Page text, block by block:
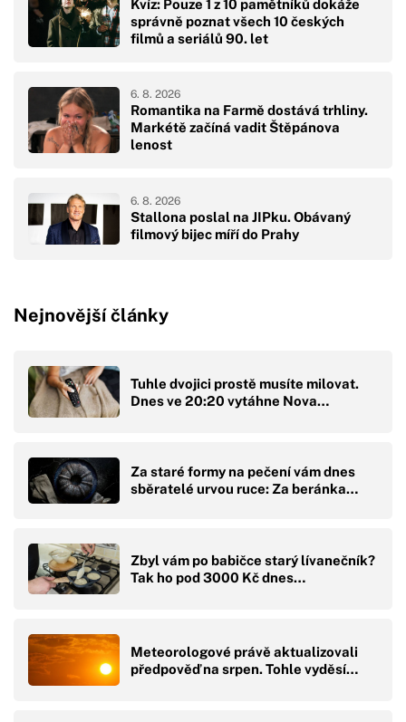
Kvíz: Pouze 1 z 10 pamětníků dokáže
správně poznat všech 10 českých
filmů a seriálů 90. let
Romantika na Farmě dostává trhliny.
Markétě začíná vadit Štěpánova
lenost
6. 8. 2026
Stallona poslal na JIPku. Obávaný
filmový bijec míří do Prahy
6. 8. 2026
Nejnovější články
Tuhle dvojici prostě musíte milovat.
Dnes ve 20:20 vytáhne Nova…
Za staré formy na pečení vám dnes
sběratelé urvou ruce: Za beránka…
Zbyl vám po babičce starý lívanečník?
Tak ho pod 3000 Kč dnes…
Meteorologové právě aktualizovali
předpověď na srpen. Tohle vyděsí…